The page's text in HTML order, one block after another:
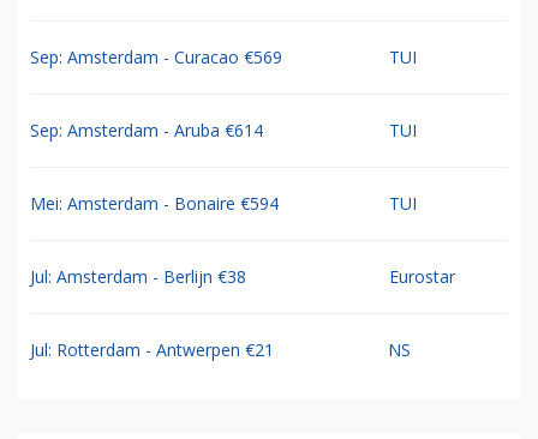
Sep: Amsterdam - Curacao €569 TUI
Sep: Amsterdam - Aruba €614 TUI
Mei: Amsterdam - Bonaire €594 TUI
Jul: Amsterdam - Berlijn €38 Eurostar
Jul: Rotterdam - Antwerpen €21 NS